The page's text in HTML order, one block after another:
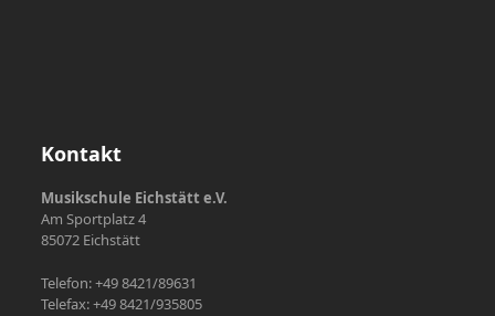
Kontakt
Musikschule Eichstätt e.V.
Am Sportplatz 4
85072 Eichstätt
Telefon: +49 8421/89631
Telefax: +49 8421/935805